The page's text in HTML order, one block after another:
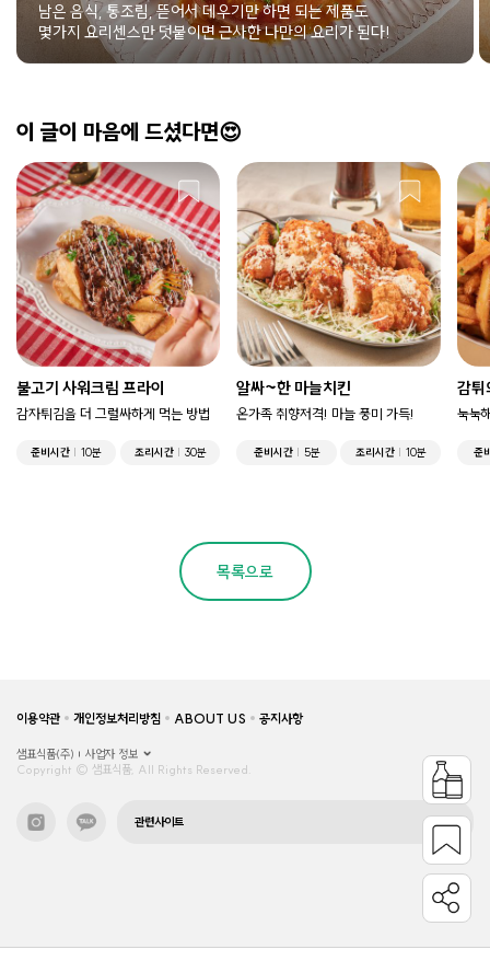
남은 음식, 통조림, 뜯어서 데우기만 하면 되는 제품도
몇가지 요리센스만 덧붙이면 근사한 나만의 요리가 된다!
이 글이 마음에 드셨다면😍
불고기 사워크림 프라이
감자튀김을 더 그럴싸하게 먹는 방법
준비시간 10분 조리시간 30분
알싸~한 마늘치킨
온가족 취향저격! 마늘 풍미 가득!
준비시간 5분 조리시간 10분
감튀
눅눅
준
목록으로
이용약관 개인정보처리방침 ABOUT US 공지사항
샘표식품(주)
사업자 정보
Copyright © 샘표식품, All Rights Reserved.
관련사이트